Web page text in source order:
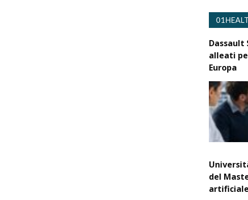
Dassault
alleati
Europa
del